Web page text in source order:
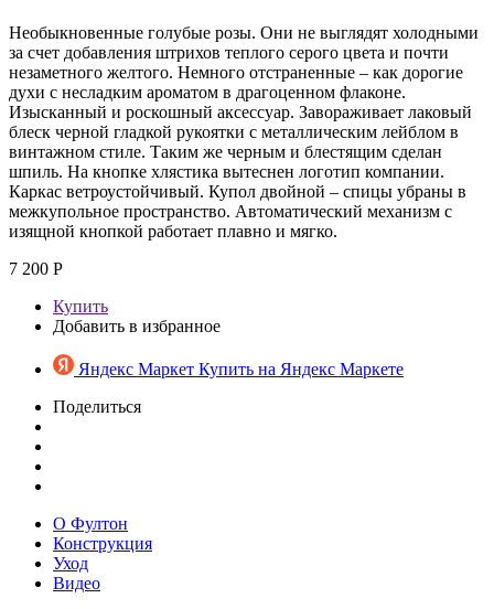
Необыкновенные голубые розы. Они не выглядят холодными
за счет добавления штрихов теплого серого цвета и почти
незаметного желтого. Немного отстраненные – как дорогие
духи с несладким ароматом в драгоценном флаконе.
Изысканный и роскошный аксессуар. Завораживает лаковый
блеск черной гладкой рукоятки с металлическим лейблом в
винтажном стиле. Таким же черным и блестящим сделан
шпиль. На кнопке хлястика вытеснен логотип компании.
Каркас ветроустойчивый. Купол двойной – спицы убраны в
межкупольное пространство. Автоматический механизм с
изящной кнопкой работает плавно и мягко.
7 200 Р
Купить
Добавить в избранное
Яндекс Маркет Купить на Яндекс Маркете
Поделиться
О Фултон
Конструкция
Уход
Видео